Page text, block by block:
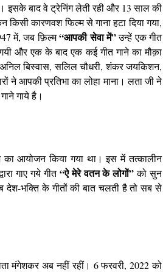
इसके बाद वे ट्रेनिंग लेती रही और 13 साल की
किसी कारणवश फिल्म से गाना हटा दिया गया,
में, जब फ़िल्म“आपकी सेवा में”उन्हें एक गीत
और एक के बाद एक कई गीत गाने का मौक़ा
बिस्वास, सलिल चौधरी, शंकर जयकिशन,
ने आपकी प्रतिभा का लोहा माना। लता जी ने
गाये है।
का आयोजन किया गया था। इस में तत्कालीन
गाए गये गीत“ऐ मेरे वतन के लोगों”को सुन
भक्ति के गीतों की बात चलती है तो सब से
मंगेशकर अब नहीं रहीं। 6 फरवरी, 2022 को